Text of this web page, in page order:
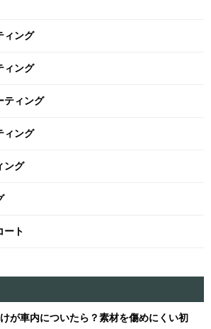
ィング
ィング
ティング
ィング
ング
ート
が車内についたら？素材を傷めにくい初